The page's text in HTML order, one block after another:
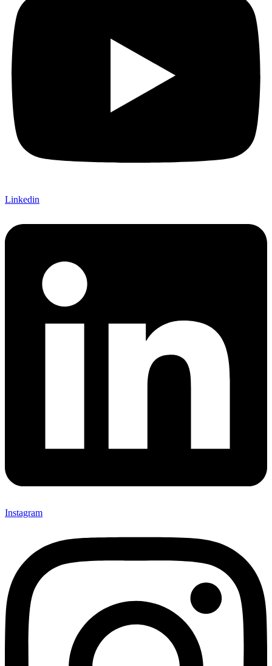
Linkedin
Instagram